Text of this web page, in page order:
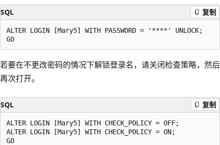
SQL 复制
ALTER LOGIN [Mary5] WITH PASSWORD = '****' UNLOCK;
若要在不更改密码的情况下解锁登录名，请关闭检查策略，然后
再次打开。
SQL 复制
ALTER LOGIN [Mary5] WITH CHECK_POLICY = OFF;
ALTER LOGIN [Mary5] WITH CHECK_POLICY = ON;